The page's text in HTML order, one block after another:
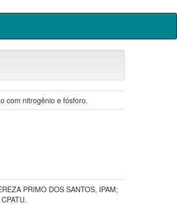
com nitrogênio e fósforo.
PRIMO DOS SANTOS, IPAM;